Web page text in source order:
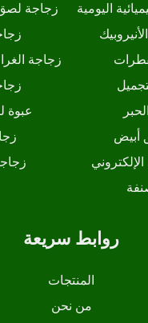
اليومية
زجاجة لصق
زجاجة
عبوة
أبيض
روابط سريعة
المنتجات
من نحن